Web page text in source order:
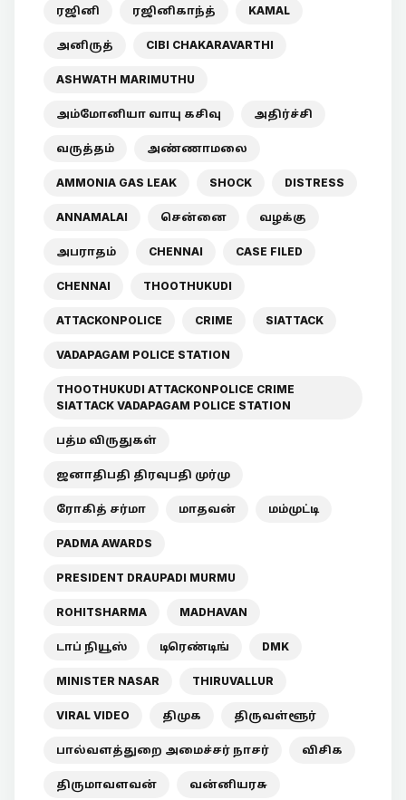
ரஜினி ரஜினிகாந்த் KAMAL
அனிருத் CIBI CHAKARAVARTHI
ASHWATH MARIMUTHU
அம்மோனியா வாயு கசிவு அதிர்ச்சி
வருத்தம் அண்ணாமலை
AMMONIA GAS LEAK SHOCK DISTRESS
ANNAMALAI சென்னை வழக்கு
அபராதம் CHENNAI CASE FILED
CHENNAI THOOTHUKUDI
ATTACKONPOLICE CRIME SIATTACK
VADAPAGAM POLICE STATION
THOOTHUKUDI ATTACKONPOLICE CRIME
SIATTACK VADAPAGAM POLICE STATION
பத்ம விருதுகள்
ஜனாதிபதி திரவுபதி முர்மு
ரோகித் சர்மா மாதவன் மம்முட்டி
PADMA AWARDS
PRESIDENT DRAUPADI MURMU
ROHITSHARMA MADHAVAN
டாப் நியூஸ் டிரெண்டிங் DMK
MINISTER NASAR THIRUVALLUR
VIRAL VIDEO திமுக திருவள்ளூர்
பால்வளத்துறை அமைச்சர் நாசர் விசிக
திருமாவளவன் வன்னியரசு